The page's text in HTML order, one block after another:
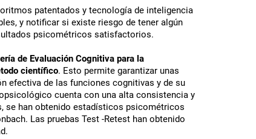
patentados y tecnología de inteligencia
y notificar si existe riesgo de tener algún
psicométricos satisfactorios.
de Evaluación Cognitiva para la
científico. Esto permite garantizar unas
efectiva de las funciones cognitivas y de su
cuenta con una alta consistencia y
se han obtenido estadísticos psicométricos
Las pruebas Test -Retest han obtenido